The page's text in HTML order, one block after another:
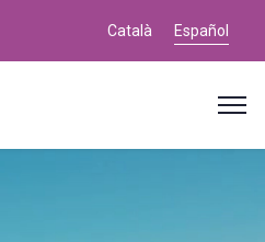
Català Español